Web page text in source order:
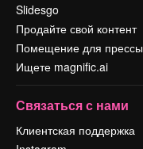
Slidesgo
Продайте свой контент
Помещение для прессы
Ищете magnific.ai
Связаться с нами
Клиентская поддержка